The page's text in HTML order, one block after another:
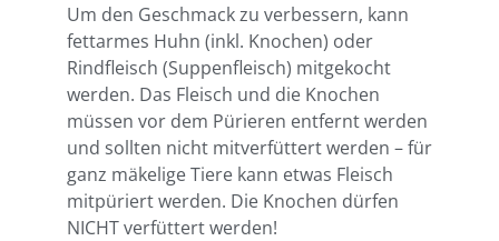
Um den Geschmack zu verbessern, kann
fettarmes Huhn (inkl. Knochen) oder
Rindfleisch (Suppenfleisch) mitgekocht
werden. Das Fleisch und die Knochen
müssen vor dem Pürieren entfernt werden
und sollten nicht mitverfüttert werden – für
ganz mäkelige Tiere kann etwas Fleisch
mitpüriert werden. Die Knochen dürfen
NICHT verfüttert werden!